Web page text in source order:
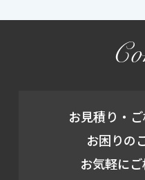
お見積り・ご
お困りの
お気軽にご